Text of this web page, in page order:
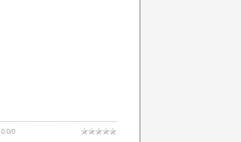
0.0/0